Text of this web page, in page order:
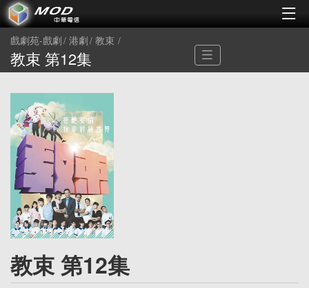
戲劇苑-戲劇 港劇 教束
教束 第12集
教束 第12集